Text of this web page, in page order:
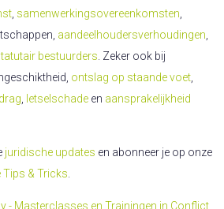
samenwerkingsovereenkomsten
aandeelhoudersverhoudingen
bestuurders . Zeker ook bij
ontslag op staande voet
letselschade en aansprakelijkheid
juridische updates en abonneer je op onze
& Tricks
- Masterclasses en Trainingen in Conflict